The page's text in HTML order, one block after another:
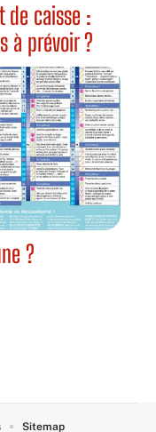
de caisse :
à prévoir ?
?
Sitemap